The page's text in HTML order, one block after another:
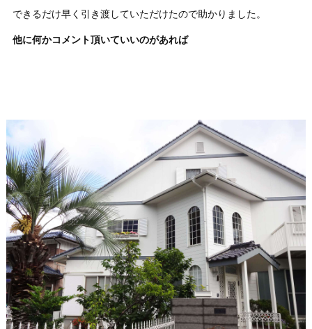
できるだけ早く引き渡していただけたので助かりました。
他に何かコメント頂いていいのがあれば